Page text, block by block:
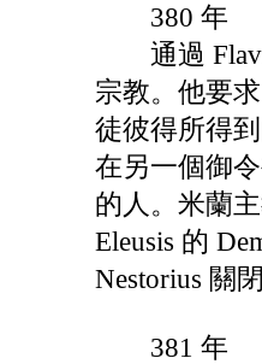
380 年
通過
宗教。他要
徒彼得所得
在另一個御
的人。米蘭
Eleusis 的
Nestorius 關
381 年